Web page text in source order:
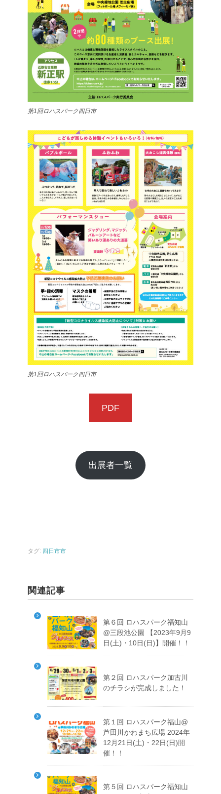
第1回ロハスパーク四日市
第1回ロハスパーク四日市
PDF
出展者一覧
タグ: 四日市市
関連記事
第６回 ロハスパーク福知山
@三段池公園 【2023年9月9
日(土)・10日(日)】開催！！
第２回 ロハスパーク加古川
のチラシが完成しました！
第１回 ロハスパーク福山@
芦田川かわまち広場 2024年
12月21日(土)・22日(日)開
催！！
第５回 ロハスパーク福知山